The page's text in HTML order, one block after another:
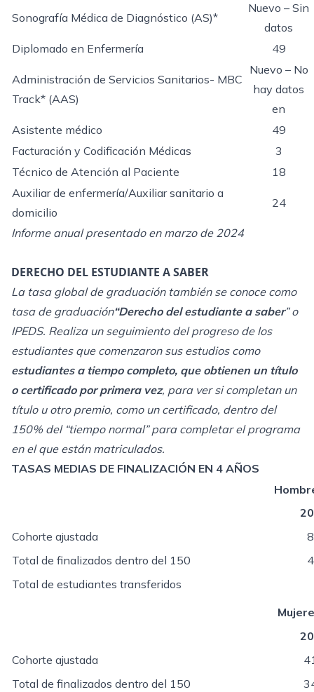
Sonografía Médica de Diagnóstico (AS)*
Nuevo – Sin
datos
Diplomado en Enfermería
49
Administración de Servicios Sanitarios- MBC
Track* (AAS)
Nuevo – No
hay datos
en
Asistente médico
49
Facturación y Codificación Médicas
3
Técnico de Atención al Paciente
18
Auxiliar de enfermería/Auxiliar sanitario a
domicilio
24
Informe anual presentado en marzo de 2024
DERECHO DEL ESTUDIANTE A SABER
La tasa global de graduación también se conoce como
tasa de graduación“Derecho del estudiante a saber” o
IPEDS. Realiza un seguimiento del progreso de los
estudiantes que comenzaron sus estudios como
estudiantes a tiempo completo, que obtienen un título
o certificado por primera vez, para ver si completan un
título u otro premio, como un certificado, dentro del
150% del “tiempo normal” para completar el programa
en el que están matriculados.
TASAS MEDIAS DE FINALIZACIÓN EN 4 AÑOS
Cohorte ajustada
Total de finalizados dentro del 150
Total de estudiantes transferidos
Cohorte ajustada
Total de finalizados dentro del 150